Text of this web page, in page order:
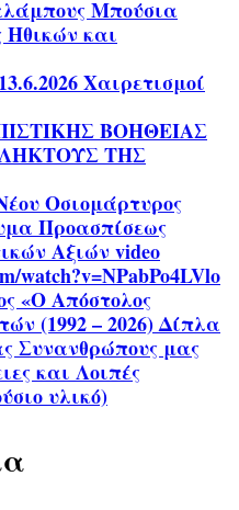
Μπούσια
και
Χαιρετισμοί
ΒΟΗΘΕΙΑΣ
ΤΗΣ
Οσιομάρτυρος
Προασπίσεως
Αξιών video
watch?v=NPabPo4LVlo
«Ο Απόστολος
(1992 – 2026) Δίπλα
Συνανθρώπους μας
και Λοιπές
υλικό)